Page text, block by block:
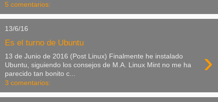
5 comentarios:
13/6/16
Es el turno de Ubuntu
›
13 de Junio de 2016 (Post Linux) Finalmente he instalado
Ubuntu, siguiendo los consejos de M.A. Linux Mint no me ha
parecido tan bonito c...
3 comentarios: